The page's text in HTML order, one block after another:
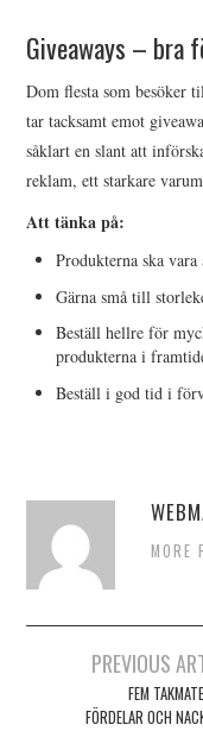
Giveaways – bra
Dom flesta som besöker
tar tacksamt emot
såklart en slant att
reklam, ett starkare
Att tänka på:
Produkterna ska vara
Gärna små till
Beställ hellre för
produkterna i
Beställ i god tid i
MORE
PREVIOUS
FEM
FÖRDELAR OCH